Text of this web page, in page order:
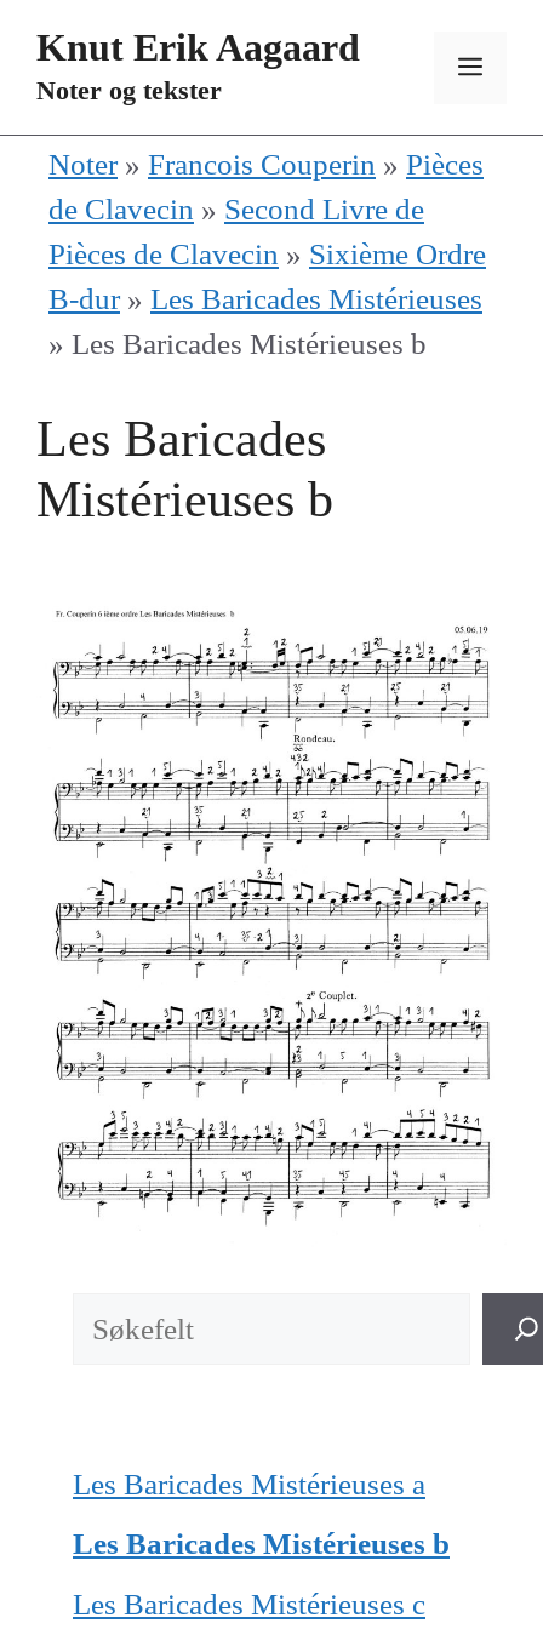
Knut Erik Aagaard
Noter og tekster
Noter» Francois Couperin » Pièces
de Clavecin » Second Livre de
Pièces de Clavecin » Sixième Ordre
B-dur» Les Baricades Mistérieuses
» Les Baricades Mistérieuses b
Les Baricades
Mistérieuses b
Søk
Les Baricades Mistérieuses a
Les Baricades Mistérieuses b
Les Baricades Mistérieuses c